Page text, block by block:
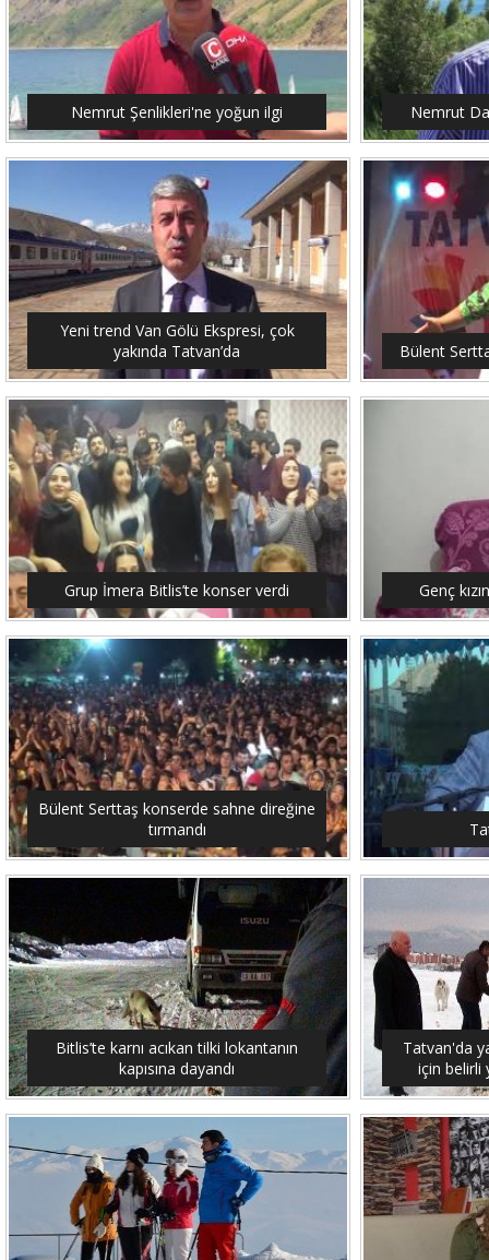
Nemrut Şenlikleri'ne yoğun ilgi Nemrut
Yeni trend Van Gölü Ekspresi, çok
yakında Tatvan’da
Bülent
Grup İmera Bitlis’te konser verdi Genç
Bülent Serttaş konserde sahne direğine
tırmandı
Bitlis’te karnı acıkan tilki lokantanın
kapısına dayandı
Tatvan'da
için belirli